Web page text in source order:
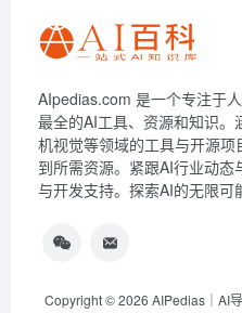
AIpedias.com 是一个专注于
最全的AI工具、资源和知识
机视觉等领域的工具与开源
到所需资源。紧跟AI行业动
与开发支持。探索AI的无限可
Copyright © 2026 AIPedias｜AI